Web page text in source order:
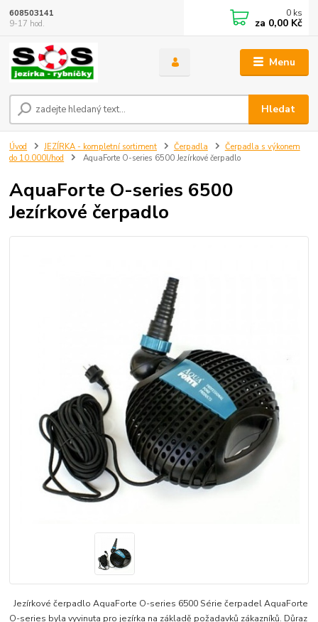
Menu
Hledat
608503141
9-17 hod.
0 ks
za 0,00 Kč
Úvod JEZÍRKA - kompletní sortiment Čerpadla
Čerpadla s výkonem
do 10.000l/hod
AquaForte O-series 6500 Jezírkové čerpadlo
AquaForte O-series 6500
Jezírkové čerpadlo
Jezírkové čerpadlo AquaForte O-series 6500 Série čerpadel AquaForte
O-series byla vyvinuta pro jezírka na základě požadavků zákazníků. Důraz